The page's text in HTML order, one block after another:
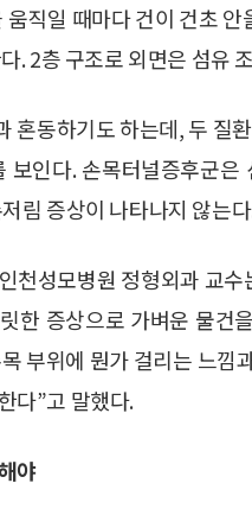
직일 때마다 건이 건초
. 2층 구조로 외면은 섬유
혼동하기도 하는데, 두 질
보인다. 손목터널증후군
림 증상이 나타나지 않는
천성모병원 정형외과 교
한 증상으로 가벼운 물건
부위에 뭔가 걸리는 느
다”고 말했다.
야